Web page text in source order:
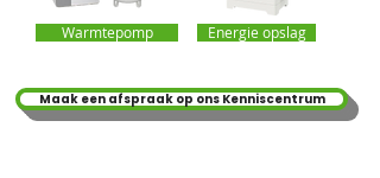
Warmtepomp Energie opslag
Maak een afspraak op ons Kenniscentrum